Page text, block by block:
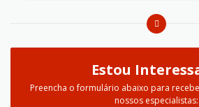
Estou
Preencha o formulário abaixo para
nossos especialistas: